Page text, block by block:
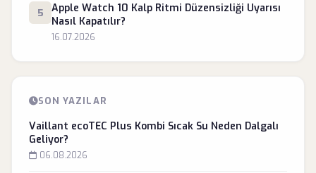
5
Apple Watch 10 Kalp Ritmi Düzensizliği Uyarısı
Nasıl Kapatılır?
16.07.2026
SON YAZILAR
Vaillant ecoTEC Plus Kombi Sıcak Su Neden Dalgalı
Geliyor?
06.08.2026